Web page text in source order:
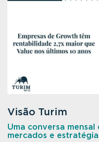
Visão Turim
Uma conversa
mercados e